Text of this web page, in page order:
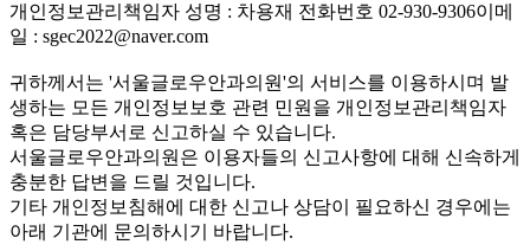
개인정보관리책임자 성명 : 차용재 전화번호 02-930-9306이메
일 : sgec2022@naver.com
귀하께서는 '서울글로우안과의원'의 서비스를 이용하시며 발
생하는 모든 개인정보보호 관련 민원을 개인정보관리책임자
혹은 담당부서로 신고하실 수 있습니다.
서울글로우안과의원은 이용자들의 신고사항에 대해 신속하게
충분한 답변을 드릴 것입니다.
기타 개인정보침해에 대한 신고나 상담이 필요하신 경우에는
아래 기관에 문의하시기 바랍니다.